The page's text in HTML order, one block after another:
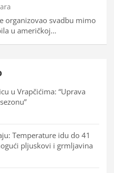
organizovao svadbu mimo
u američkoj…
u Vrapčićima: “Uprava
Temperature idu do 41
pljuskovi i grmljavina